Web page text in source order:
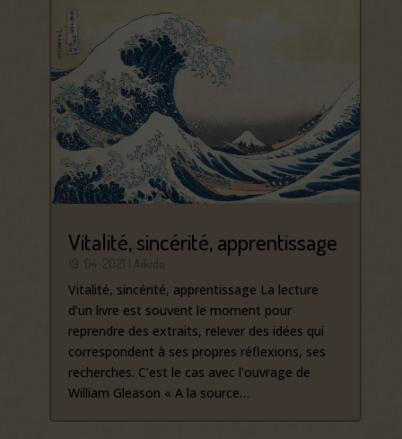
Vitalité, sincérité, apprentissage
Vitalité, sincérité, apprentissage La lecture
d’un livre est souvent le moment pour
reprendre des extraits, relever des idées qui
correspondent à ses propres réflexions, ses
recherches. C’est le cas avec l’ouvrage de
William Gleason « A la source…